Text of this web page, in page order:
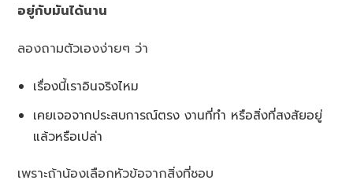
อยู่กับมันได้นาน
ลองถามตัวเองง่ายๆ ว่า
เรื่องนี้เราอินจริงไหม
เคยเจอจากประสบการณ์ตรง งานที่ทำ หรือสิ่งที่สงสัยอยู่
แล้วหรือเปล่า
เพราะถ้าน้องเลือกหัวข้อจากสิ่งที่ชอบ